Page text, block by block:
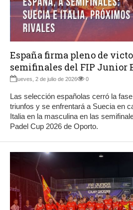
España firma pleno de
semifinales del FIP Junior
jueves, 2 de julio de 2026 0
Las selección españolas cerró la
triunfos y se enfrentará a Suecia en
Italia en la masculina en las
Padel Cup 2026 de Oporto.